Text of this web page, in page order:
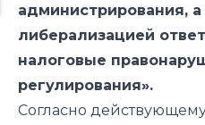
администрирования,
либерализацией
налоговые
регулирования».
Согласно